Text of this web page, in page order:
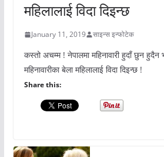
महिलालाई विदा दिइन्छ
January 11, 2019 साइन्स इन्फोटेक
कस्तो अचम्म ! नेपालमा महिनावारी हुदाँ छुन
महिनावारीका बेला महिलालाई विदा दिइन्छ !
Share this: